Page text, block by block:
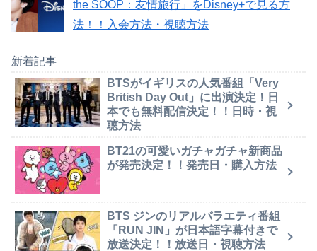
the SOOP：友情旅行」をDisney+で見る方
法！！入会方法・視聴方法
新着記事
BTSがイギリスの人気番組「Very
British Day Out」に出演決定！日
本でも無料配信決定！！日時・視
聴方法
BT21の可愛いガチャガチャ新商品
が発売決定！！発売日・購入方法
BTS ジンのリアルバラエティ番組
「RUN JIN」が日本語字幕付きで
放送決定！！放送日・視聴方法